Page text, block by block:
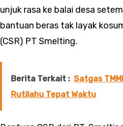
unjuk rasa ke balai desa
bantuan beras tak layak
(CSR) PT Smelting.
Berita Terkait : Satgas
Rutilahu Tepat Waktu